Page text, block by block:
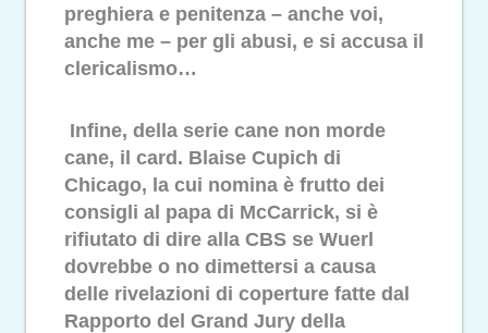
preghiera e penitenza – anche voi,
anche me – per gli abusi, e si accusa il
clericalismo…
Infine, della serie cane non morde
cane, il card. Blaise Cupich di
Chicago, la cui nomina è frutto dei
consigli al papa di McCarrick, si è
rifiutato di dire alla CBS se Wuerl
dovrebbe o no dimettersi a causa
delle rivelazioni di coperture fatte dal
Rapporto del Grand Jury della